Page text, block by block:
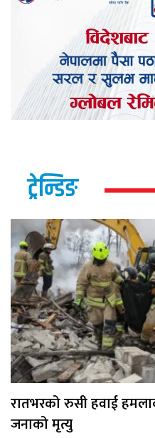
ट्रेन्डिङ
रातभरको रुसी हवाई
जनाको मृत्यु